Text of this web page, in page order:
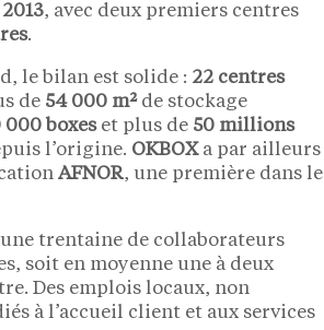
, avec deux premiers centres
.
le bilan est solide : 22 centres
de 54 000 m²de stockage
000 boxeset plus de 50 millions
l’origine. OKBOXa par ailleurs
AFNOR, une première dans le
trentaine de collaborateurs
soit en moyenne une à deux
Des emplois locaux, non
à l’accueil client et aux services